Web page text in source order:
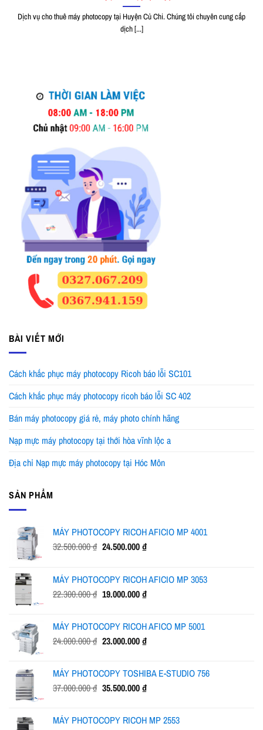
Dịch vụ cho thuê máy photocopy tại Huyện Củ Chi. Chúng tôi chuyên cung cấp
dịch [...]
BÀI VIẾT MỚI
Cách khắc phục máy photocopy Ricoh báo lỗi SC101
Cách khắc phục máy photocopy ricoh báo lỗi SC 402
Bán máy photocopy giá rẻ, máy photo chính hãng
Nạp mực máy photocopy tại thới hòa vĩnh lộc a
Địa chỉ Nạp mực máy photocopy tại Hóc Môn
SẢN PHẨM
MÁY PHOTOCOPY RICOH AFICIO MP 4001
32.500.000₫ Giá
32.500.000 ₫.
24.500.000₫Giá
là:
24.500.000 ₫.
MÁY PHOTOCOPY RICOH AFICIO MP 3053
22.300.000₫ Giá
22.300.000 ₫.
19.000.000₫Giá
là:
19.000.000 ₫.
MÁY PHOTOCOPY RICOH AFICO MP 5001
24.000.000₫ Giá
24.000.000 ₫.
23.000.000₫Giá
là:
23.000.000 ₫.
MÁY PHOTOCOPY TOSHIBA E-STUDIO 756
37.000.000₫ Giá
37.000.000 ₫.
35.500.000₫Giá
là:
MÁY PHOTOCOPY RICOH MP 2553